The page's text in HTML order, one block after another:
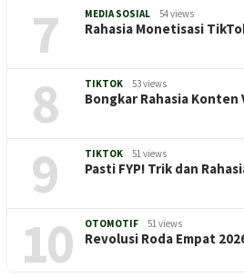
7 MEDIA SOSIAL 54 views
Rahasia Monetisasi
8 TIKTOK 53 views
Bongkar Rahasia
9 TIKTOK 51 views
Pasti FYP! Trik dan
10 OTOMOTIF 51 views
Revolusi Roda Empat